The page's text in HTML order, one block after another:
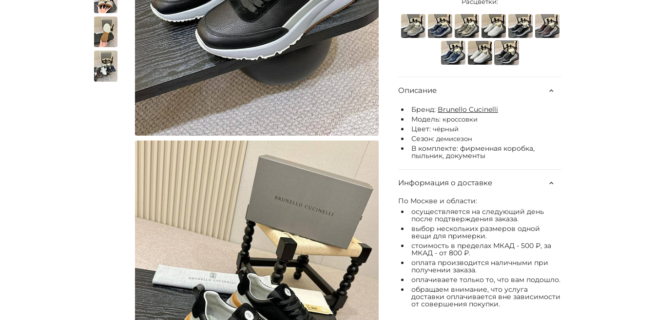
Описание
Бренд: Brunello Cucinelli
Модель: кроссовки
Цвет: чёрный
Сезон: демисезон
В комплекте: фирменная коробка,
пыльник, документы
Информация о доставке
По Москве и области:
осуществляется на следующий день
после подтверждения заказа.
выбор нескольких размеров одной
вещи для примерки.
стоимость в пределах МКАД - 500 ₽, за
МКАД - от 800 ₽.
оплата производится наличными при
получении заказа.
оплачиваете только то, что вам подошло.
обращаем внимание, что услуга
доставки оплачивается вне зависимости
от совершения покупки.